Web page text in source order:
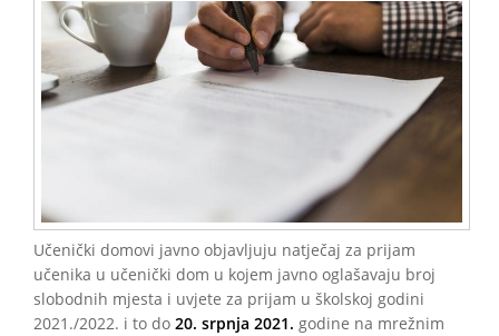
Učenički domovi javno objavljuju natječaj za prijam
učenika u učenički dom u kojem javno oglašavaju broj
slobodnih mjesta i uvjete za prijam u školskoj godini
2021./2022. i to do 20. srpnja 2021. godine na mrežnim